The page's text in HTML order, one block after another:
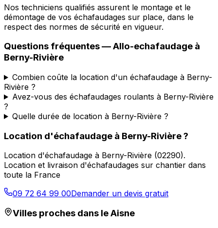
Nos techniciens qualifiés assurent le montage et le
démontage de vos échafaudages sur place, dans le
respect des normes de sécurité en vigueur.
Questions fréquentes —Allo-echafaudage à
Berny-Rivière
Combien coûte la location d'un échafaudage à Berny-
Rivière ?
Avez-vous des échafaudages roulants à Berny-Rivière
?
Quelle durée de location à Berny-Rivière ?
Location d'échafaudage à Berny-Rivière?
Location d'échafaudage à Berny-Rivière (02290).
Location et livraison d'échafaudages sur chantier dans
toute la France
09 72 64 99 00Demander un devis gratuit
Villes proches dans leAisne